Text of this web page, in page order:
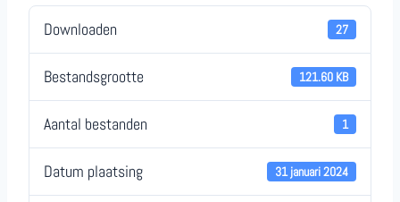
Downloaden 27
Bestandsgrootte 121.60 KB
Aantal bestanden 1
Datum plaatsing 31 januari 2024